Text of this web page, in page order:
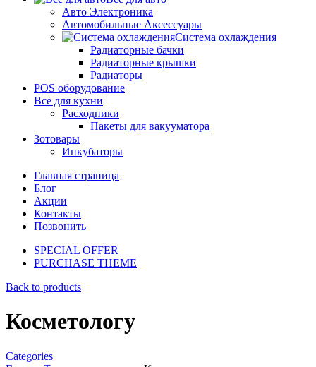
Авто Электроника
Автомобильные Аксессуары
Система охлаждения
Радиаторные бачки
Радиаторные крышки
Радиаторы
POS оборудование
Все для кухни
Расходники
Пакеты для вакууматора
Зотовары
Инкубаторы
Главная страница
Блог
Акции
Контакты
Позвонить
SPECIAL OFFER
PURCHASE THEME
Back to products
Косметологу
Categories